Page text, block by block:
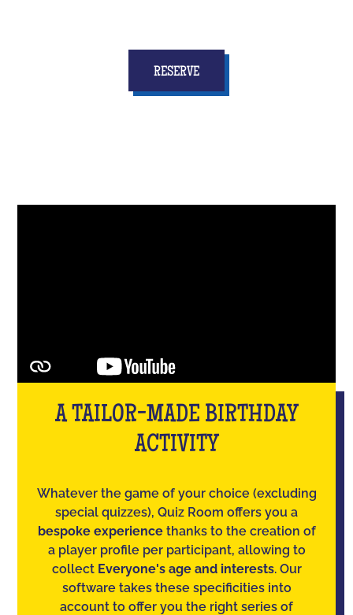
RESERVE
A TAILOR-MADE BIRTHDAY
ACTIVITY
Whatever the game of your choice (excluding
special quizzes), Quiz Room offers you a
bespoke experience thanks to the creation of
a player profile per participant, allowing to
collect Everyone's age and interests. Our
software takes these specificities into
account to offer you the right series of